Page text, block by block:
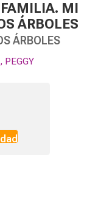
FAMILIA. MI
ÁRBOLES
ÁRBOLES
PEGGY